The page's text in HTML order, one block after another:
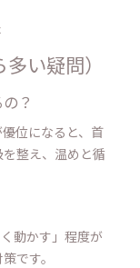
い疑問）
？
位になると、首
整え、温めと循
動かす」程度が
です。